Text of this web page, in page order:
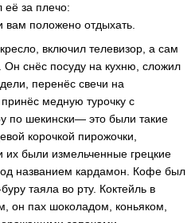
за плечо:
вам положено отдыхать.
включил телевизор, а сам
Он снёс посуду на кухню, сложил
перенёс свечи на
медную турочку с
по шекински— это были такие
корочкой пирожочки,
их были измельченные грецкие
названием кардамон. Кофе был
таяла во рту. Коктейль в
он пах шоколадом, коньяком,